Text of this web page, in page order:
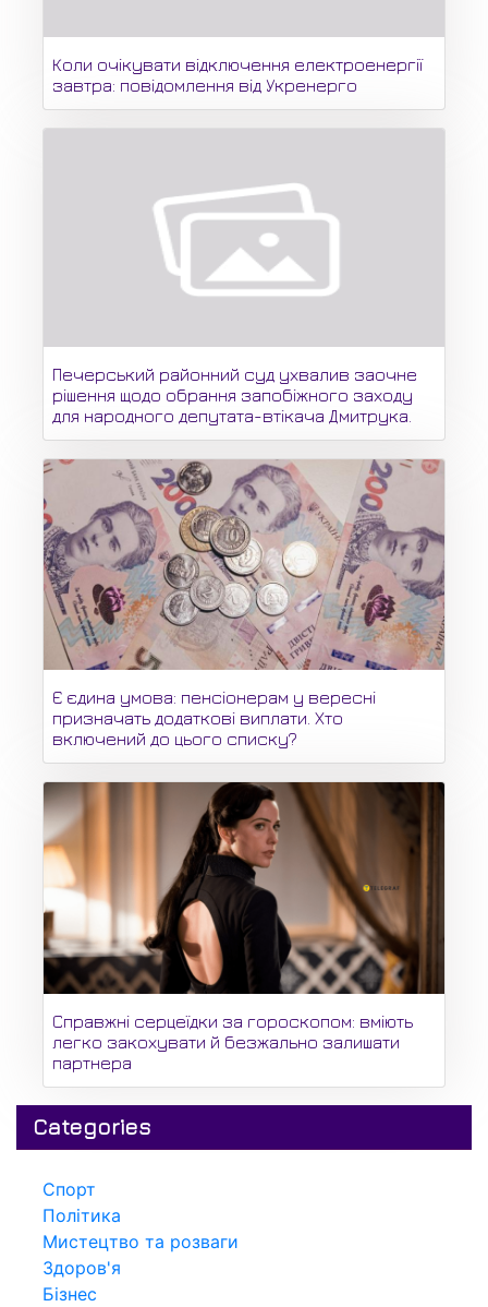
Коли очікувати відключення електроенергії
завтра: повідомлення від Укренерго
Печерський районний суд ухвалив заочне
рішення щодо обрання запобіжного заходу
для народного депутата-втікача Дмитрука.
Є єдина умова: пенсіонерам у вересні
призначать додаткові виплати. Хто
включений до цього списку?
Справжні серцеїдки за гороскопом: вміють
легко закохувати й безжально залишати
партнера
Categories
Спорт
Політика
Мистецтво та розваги
Здоров'я
Бізнес